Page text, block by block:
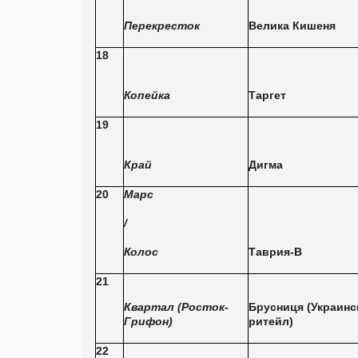
Перекресток Велика Кишеня
18
Копейка Таргет
19
Край Дигма
20 Марс
/
Колос Таврия-В
21
Квартал (Росток-
Грифон)
Брусниця
ритейл)
22